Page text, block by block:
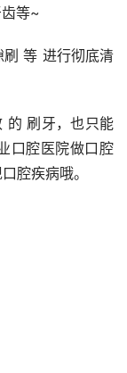
等~
等 进行彻底清
的 刷牙，也只能
口腔医院做口腔
腔疾病哦。